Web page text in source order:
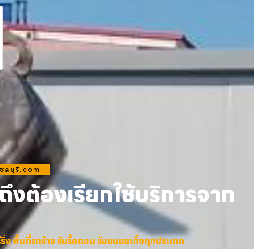
ลบุรี.com
งต้องเรียกใช้บริการจาก
ง พื้นที่รกร้าง รับรื้อถอน รับขนขยะทิ้งทุกประเภท